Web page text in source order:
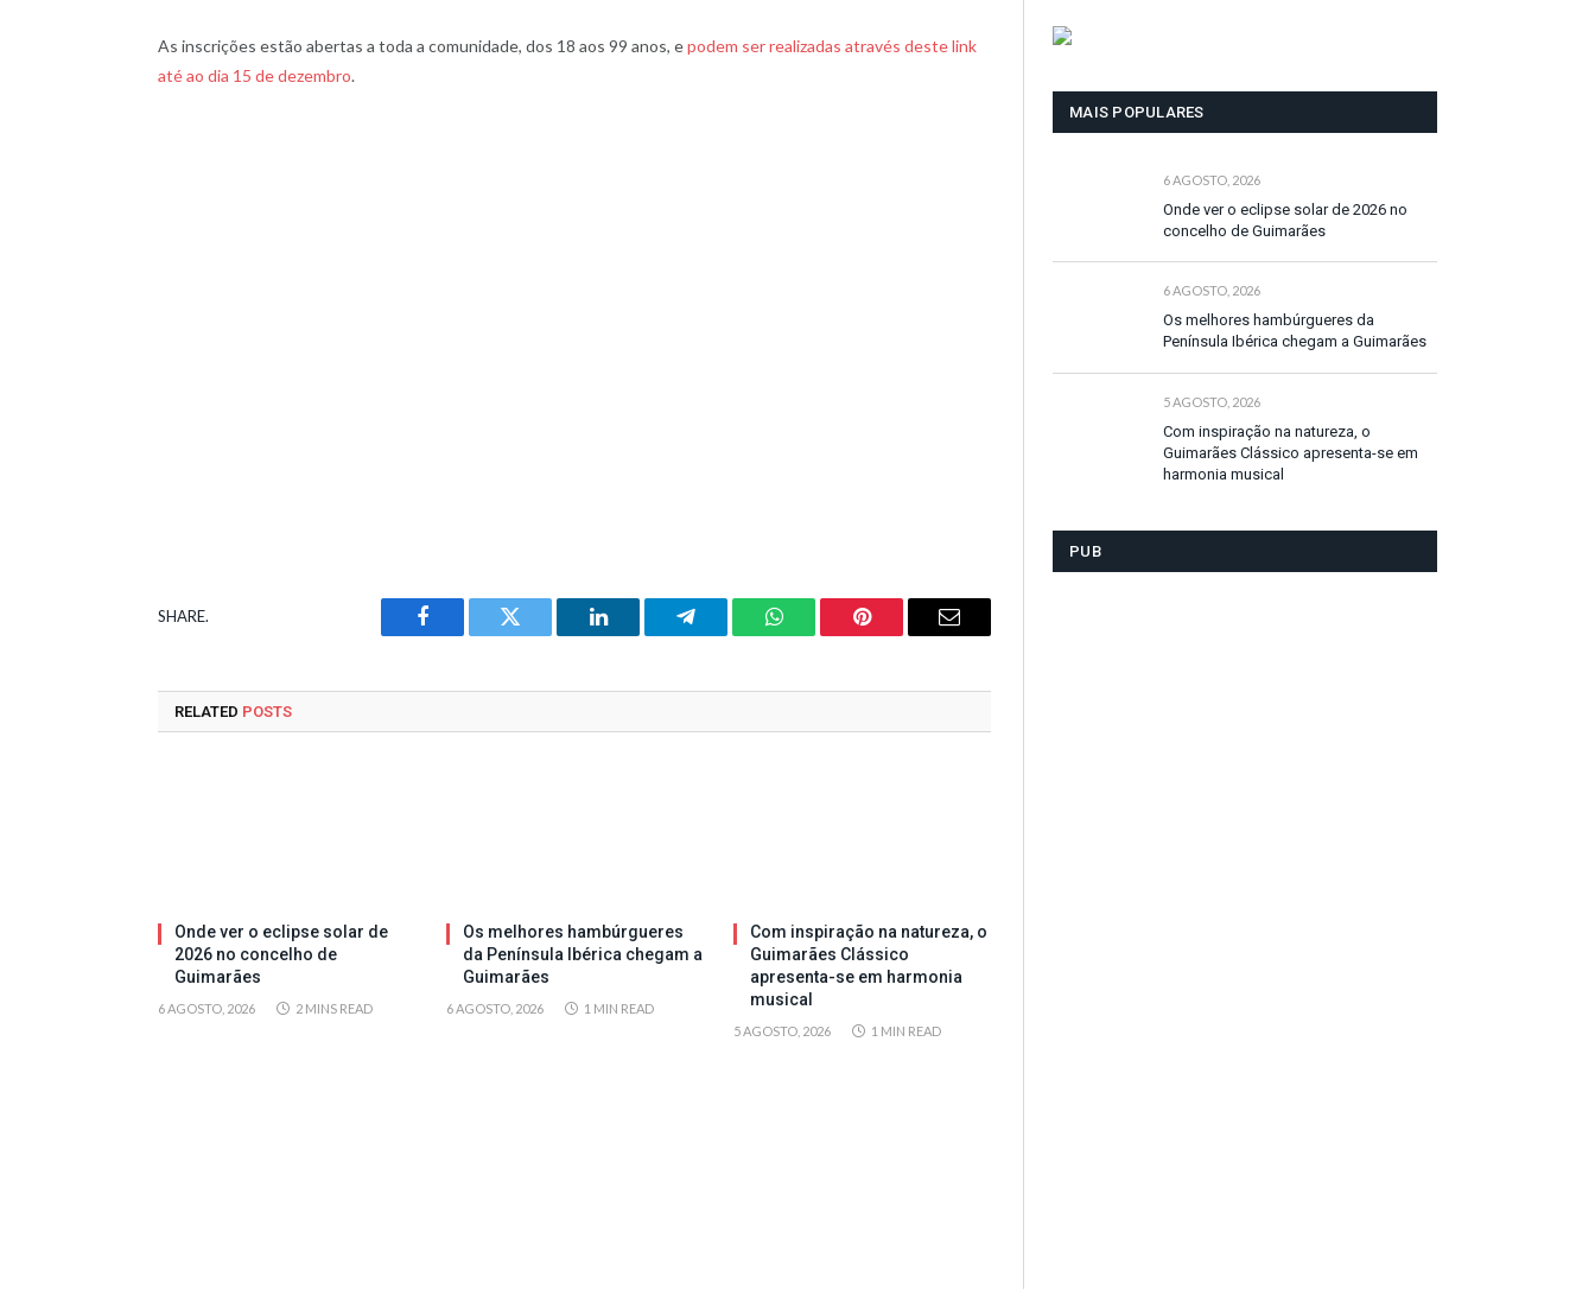
As inscrições estão abertas a toda a comunidade, dos 18 aos 99 anos, epodem ser realizadas através deste link
até ao dia 15 de dezembro.
SHARE.
Facebook Twitter LinkedIn Telegram WhatsAppPinterest Email
RELATED POSTS
Onde ver o eclipse solar de
2026 no concelho de
Guimarães
6 AGOSTO, 2026 2 MINS READ
Os melhores hambúrgueres
da Península Ibérica chegam a
Guimarães
6 AGOSTO, 2026 1 MIN READ
Com inspiração na natureza, o
Guimarães Clássico
apresenta-se em harmonia
musical
5 AGOSTO, 2026 1 MIN READ
MAIS POPULARES
6 AGOSTO, 2026
Onde ver o eclipse solar de 2026 no
concelho de Guimarães
6 AGOSTO, 2026
Os melhores hambúrgueres da
Península Ibérica chegam a Guimarães
5 AGOSTO, 2026
Com inspiração na natureza, o
Guimarães Clássico apresenta-se em
harmonia musical
PUB